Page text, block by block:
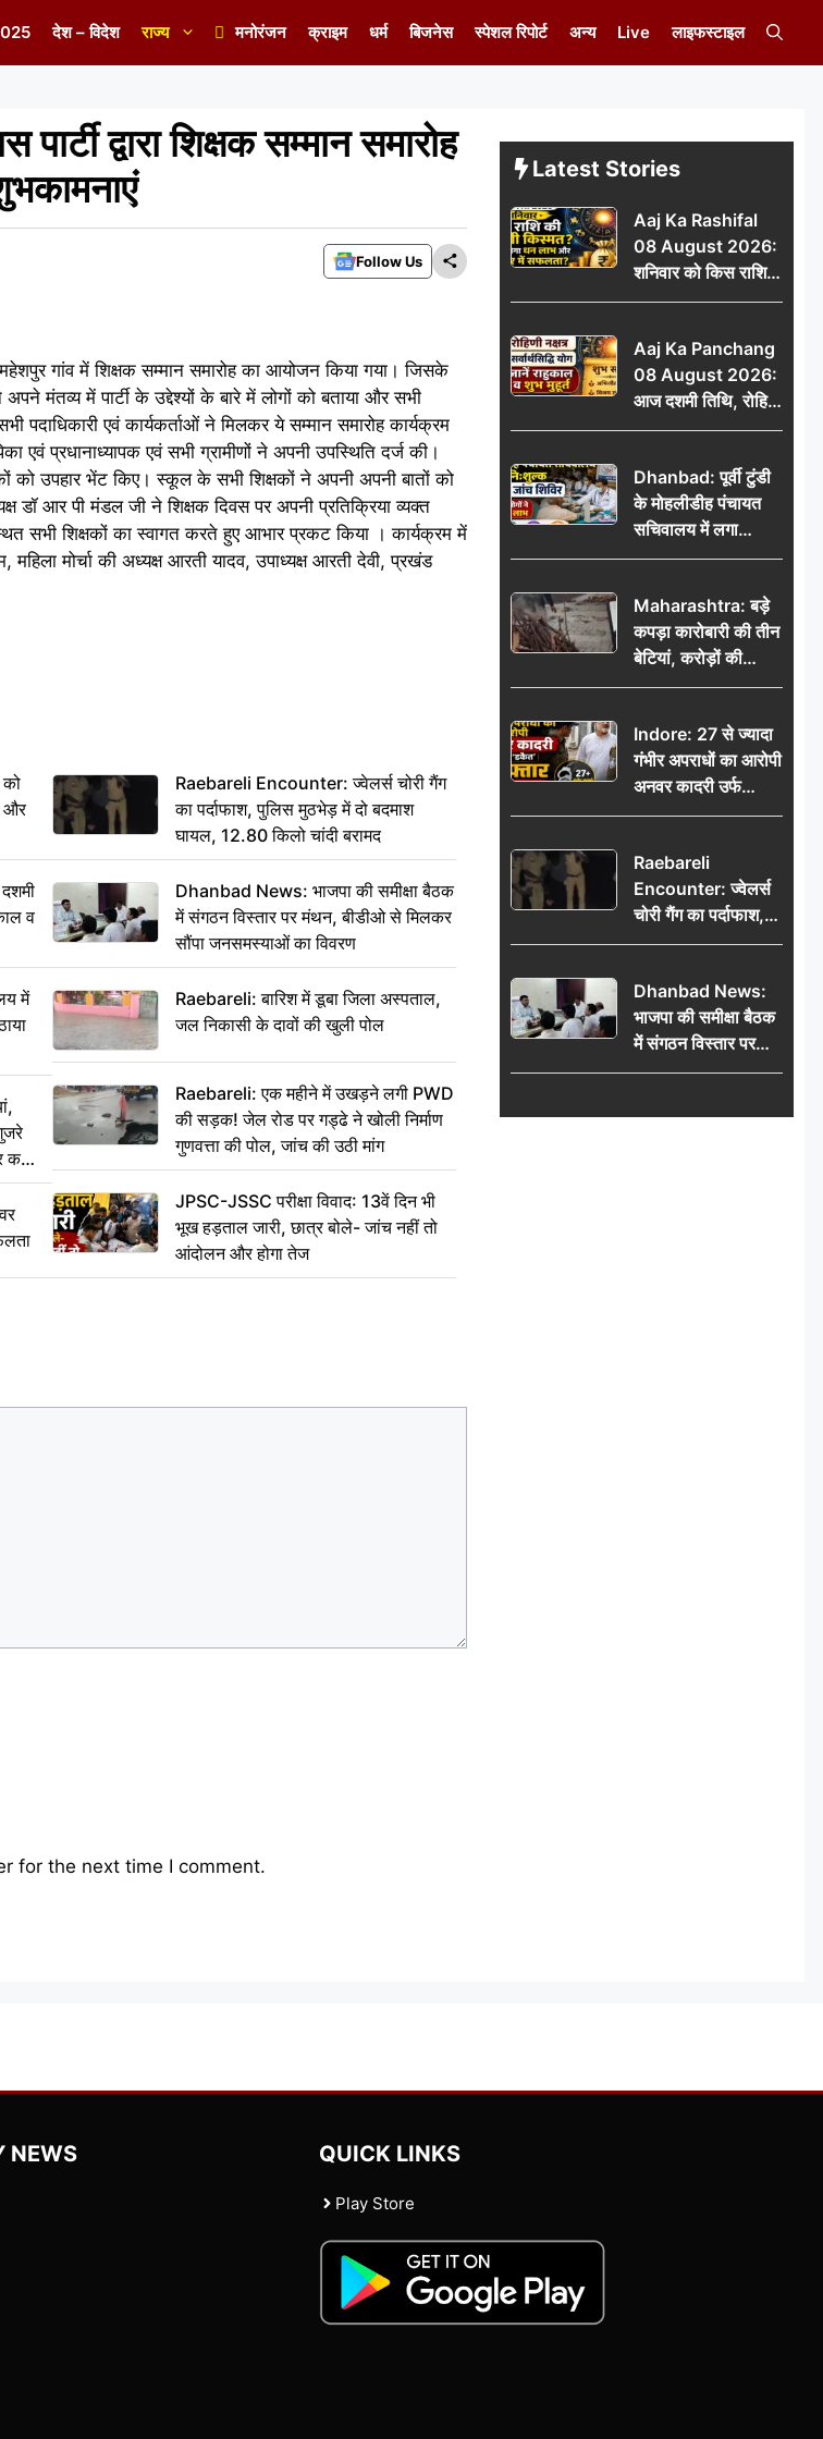
देश – विदेश राज्य मनोरंजन क्राइम धर्म बिजनेस स्पेशल रिपोर्ट अन्य Live लाइफस्टाइल
द्वारा शिक्षक सम्मान समारोह
Follow Us
गांव में शिक्षक सम्मान समारोह का आयोजन किया गया। जिसके
मंतव्य में पार्टी के उद्देश्यों के बारे में लोगों को बताया और सभी
पदाधिकारी एवं कार्यकर्ताओं ने मिलकर ये सम्मान समारोह कार्यक्रम
प्रधानाध्यापक एवं सभी ग्रामीणों ने अपनी उपस्थिति दर्ज की।
को उपहार भेंट किए। स्कूल के सभी शिक्षकों ने अपनी अपनी बातों को
डॉ आर पी मंडल जी ने शिक्षक दिवस पर अपनी प्रतिक्रिया व्यक्त
सभी शिक्षकों का स्वागत करते हुए आभार प्रकट किया । कार्यक्रम में
मोर्चा की अध्यक्ष आरती यादव, उपाध्यक्ष आरती देवी, प्रखंड
और
व
में
कर
Raebareli Encounter: ज्वेलर्स चोरी गैंग
का पर्दाफाश, पुलिस मुठभेड़ में दो बदमाश
घायल, 12.80 किलो चांदी बरामद
Dhanbad News: भाजपा की समीक्षा बैठक
में संगठन विस्तार पर मंथन, बीडीओ से मिलकर
सौंपा जनसमस्याओं का विवरण
Raebareli: बारिश में डूबा जिला अस्पताल,
जल निकासी के दावों की खुली पोल
Raebareli: एक महीने में उखड़ने लगी PWD
की सड़क! जेल रोड पर गड्ढे ने खोली निर्माण
गुणवत्ता की पोल, जांच की उठी मांग
JPSC-JSSC परीक्षा विवाद: 13वें दिन भी
भूख हड़ताल जारी, छात्र बोले- जांच नहीं तो
आंदोलन और होगा तेज
for the next time I comment.
Latest Stories
Aaj Ka Rashifal
08 August 2026:
शनिवार को किस राशि
की चमकेगी किस्मत,
और करियर में सफलता?
Aaj Ka Panchang
08 August 2026:
आज दशमी तिथि, रोहिणी
नक्षत्र और सर्वार्थसिद्धि
शुभ मुहूर्त
Dhanbad: पूर्वी टुंडी
के मोहलीडीह पंचायत
सचिवालय में लगा
निःशुल्क स्वास्थ्य जांच
उठाया लाभ
Maharashtra: बड़े
कपड़ा कारोबारी की तीन
बेटियां, करोड़ों की
कमाई… फिर भी पिता
अंतिम दिन, 5100 रुपये
भेजकर कहा– अंतिम
संस्कार कर दीजिए हम
नहीं आ पाएंगे
Indore: 27 से ज्यादा
गंभीर अपराधों का आरोपी
अनवर कादरी उर्फ
‘डकैत’ गिरफ्तार, इंदौर
Raebareli
Encounter: ज्वेलर्स
चोरी गैंग का पर्दाफाश,
पुलिस मुठभेड़ में दो
किलो चांदी बरामद
Dhanbad News:
भाजपा की समीक्षा बैठक
में संगठन विस्तार पर
मंथन, बीडीओ से
जनसमस्याओं का विवरण
NEWS QUICK LINKS
Play Store